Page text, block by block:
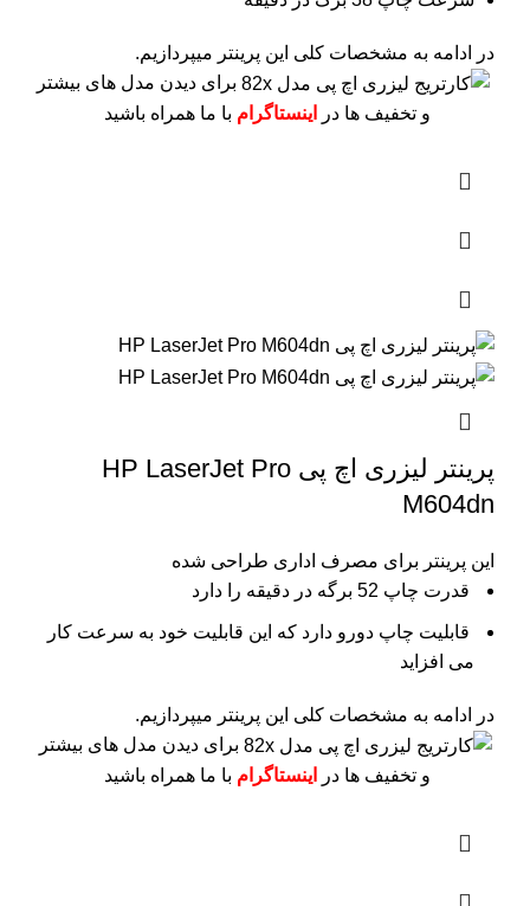
در ادامه به مشخصات کلی این پرینتر میپردازیم.
برای دیدن مدل های بیشتر
و تخفیف ها در
اینستاگرام با ما همراه باشید
پرینتر لیزری اچ پی HP LaserJet Pro
M604dn
این پرینتر برای مصرف اداری طراحی شده
قدرت چاپ 52 برگه در دقیقه را دارد
قابلیت چاپ دورو دارد که این قابلیت خود به سرعت کار
می افزاید
در ادامه به مشخصات کلی این پرینتر میپردازیم.
برای دیدن مدل های بیشتر
و تخفیف ها در
اینستاگرام با ما همراه باشید